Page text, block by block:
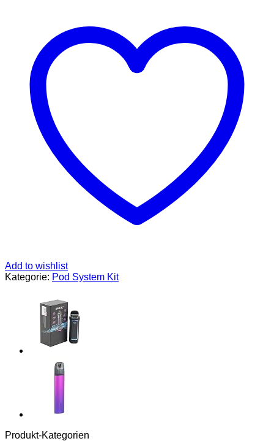
Original
Vaporesso
XROS
Mini
Kit
Eingebauter
1000mAh
Akku
Kein
Nikotin
Add to wishlist
Kategorie: Pod System Kit
Produkt-Kategorien